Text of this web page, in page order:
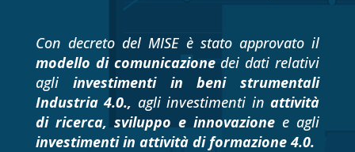
Con decreto del MISE è stato approvato il
modello di comunicazionedei dati relativi
agli investimenti in beni strumentali
Industria 4.0., agli investimenti inattività
di ricerca, sviluppo e innovazione e agli
investimenti in attività di formazione 4.0.